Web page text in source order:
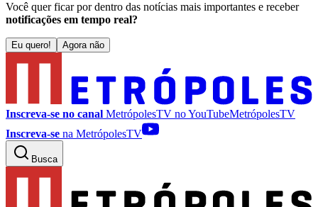
Você quer ficar por dentro das notícias mais importantes e receber
notificações em tempo real?
Eu quero! Agora não
Inscreva-se no canal MetrópolesTV noYouTubeMetrópolesTV
Inscreva-se na MetrópolesTV
Busca